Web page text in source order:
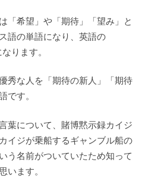
「希望」や「期待」「望み」と
語の単語になり、英語の
ります。
秀な人を「期待の新人」「期待
です。
葉について、賭博黙示録カイジ
イジが乗船するギャンブル船の
う名前がついていたため知って
います。